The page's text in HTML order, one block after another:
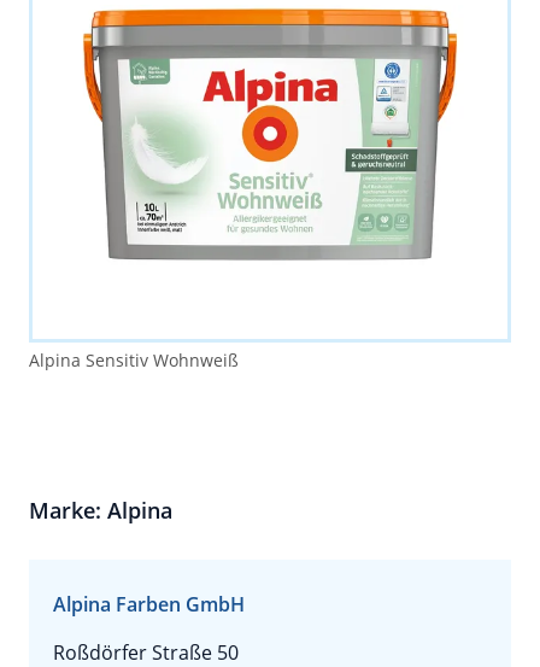
Alpina Sensitiv Wohnweiß
Marke: Alpina
Alpina Farben GmbH
Roßdörfer Straße 50